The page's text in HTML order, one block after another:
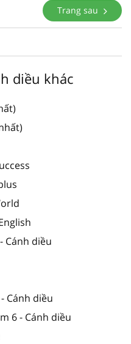
Trang sau
diều khác
Cánh diều
Cánh diều
6 - Cánh diều